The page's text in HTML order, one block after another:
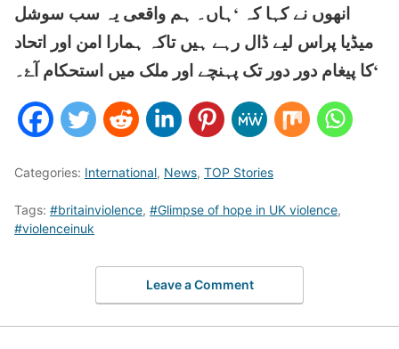
انھوں نے کہا کہ ‘ہاں۔ ہم واقعی یہ سب سوشل
میڈیا پراس لیے ڈال رہے ہیں تاکہ ہمارا امن اور اتحاد
کا پیغام دور دور تک پہنچے اور ملک میں استحکام آۓ۔‘
Categories: International, News, TOP Stories
Tags: #britainviolence, #Glimpse of hope in UK violence,
#violenceinuk
Leave a Comment